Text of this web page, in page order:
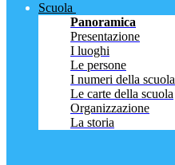
Scuola
Panoramica
Presentazione
I luoghi
Le persone
I numeri della scuola
Le carte della scuola
Organizzazione
La storia